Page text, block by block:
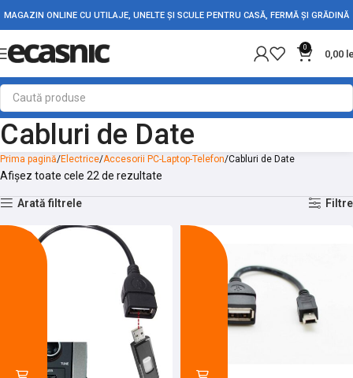
MAGAZIN ONLINE CU UTILAJE, UNELTE ȘI SCULE PENTRU CASĂ, FERMĂ ȘI GRĂDINĂ
0
0,00
Cabluri de Date
Prima pagină Electrice Accesorii PC-Laptop-Telefon Cabluri de Date
Afișez toate cele 22 de rezultate
Arată filtrele Filtre